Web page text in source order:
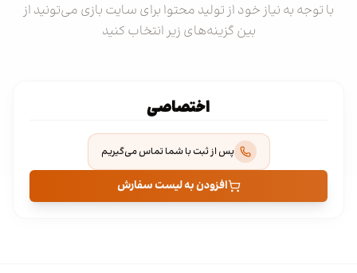
با توجه به نیاز خود از تولید محتوا برای سایت بازی می‌تونید از
بین گزینه‌های زیر انتخاب کنید
اختصاصی
پس از ثبت با شما تماس می‌گیریم
افزودن به لیست سفارش